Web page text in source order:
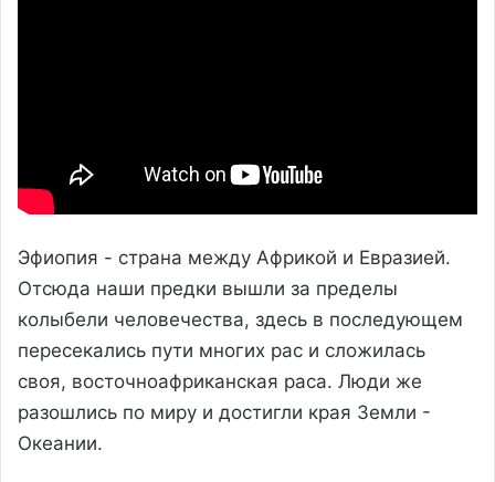
Эфиопия - страна между Африкой и Евразией.
Отсюда наши предки вышли за пределы
колыбели человечества, здесь в последующем
пересекались пути многих рас и сложилась
своя, восточноафриканская раса. Люди же
разошлись по миру и достигли края Земли -
Океании.